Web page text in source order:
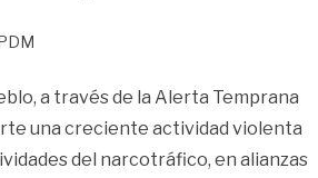
a través de la Alerta Temprana
una creciente actividad violenta
del narcotráfico, en alianzas